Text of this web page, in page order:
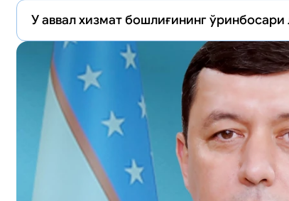
У аввал хизмат бошлиғининг